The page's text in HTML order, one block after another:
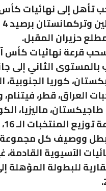
تأهل إلى نهائيات
حزيران المقبل.
الثاني إلى
كوريا الجنوبية،
العراق، قطر،
ماليزيا،
ووصيف كل مجموعة
الآسيوية القادمة،